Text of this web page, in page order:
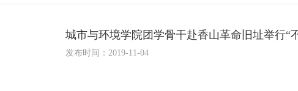
城市与环境学院团学骨干赴香山革命旧址举行“
发布时间：2019-11-04